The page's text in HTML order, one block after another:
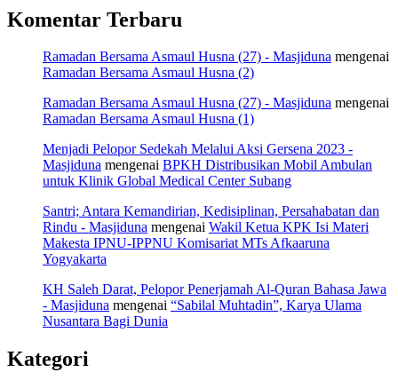
Komentar Terbaru
Ramadan Bersama Asmaul Husna (27) - Masjiduna mengenai
Ramadan Bersama Asmaul Husna (2)
Ramadan Bersama Asmaul Husna (27) - Masjiduna mengenai
Ramadan Bersama Asmaul Husna (1)
Menjadi Pelopor Sedekah Melalui Aksi Gersena 2023 -
Masjiduna mengenai BPKH Distribusikan Mobil Ambulan
untuk Klinik Global Medical Center Subang
Santri; Antara Kemandirian, Kedisiplinan, Persahabatan dan
Rindu - Masjiduna mengenai Wakil Ketua KPK Isi Materi
Makesta IPNU-IPPNU Komisariat MTs Afkaaruna
Yogyakarta
KH Saleh Darat, Pelopor Penerjamah Al-Quran Bahasa Jawa
- Masjiduna mengenai “Sabilal Muhtadin”, Karya Ulama
Nusantara Bagi Dunia
Kategori